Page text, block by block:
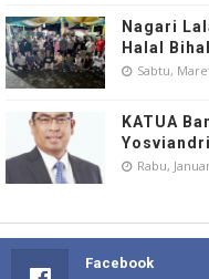
Nagari
Halal
Sabtu,
KATUA
Yosviandri
Rabu,
Facebook